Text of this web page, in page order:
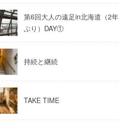
第6回大人の遠足in北海道（2年
ぶり）DAY①
持続と継続
TAKE TIME